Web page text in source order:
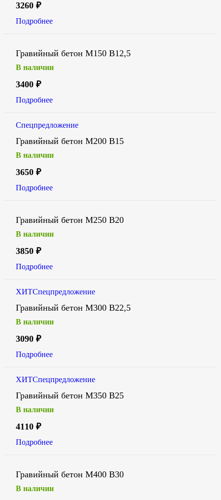
3260 ₽
Подробнее
Гравийный бетон М150 В12,5
В наличии
3400 ₽
Подробнее
Спецпредложение
Гравийный бетон М200 В15
В наличии
3650 ₽
Подробнее
Гравийный бетон М250 В20
В наличии
3850 ₽
Подробнее
ХИТСпецпредложение
Гравийный бетон М300 В22,5
В наличии
3090 ₽
Подробнее
ХИТСпецпредложение
Гравийный бетон М350 В25
В наличии
4110 ₽
Подробнее
Гравийный бетон М400 В30
В наличии